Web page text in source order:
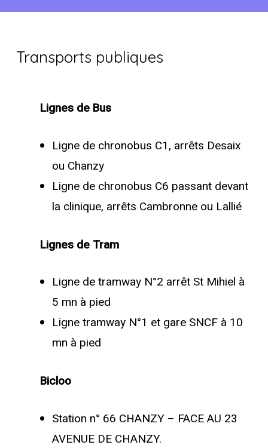
Transports publiques
Lignes de Bus
Ligne de chronobus C1, arrêts Desaix
ou Chanzy
Ligne de chronobus C6 passant devant
la clinique, arrêts Cambronne ou Lallié
Lignes de Tram
Ligne de tramway N°2 arrêt St Mihiel à
5 mn à pied
Ligne tramway N°1 et gare SNCF à 10
mn à pied
Bicloo
Station n° 66 CHANZY – FACE AU 23
AVENUE DE CHANZY.